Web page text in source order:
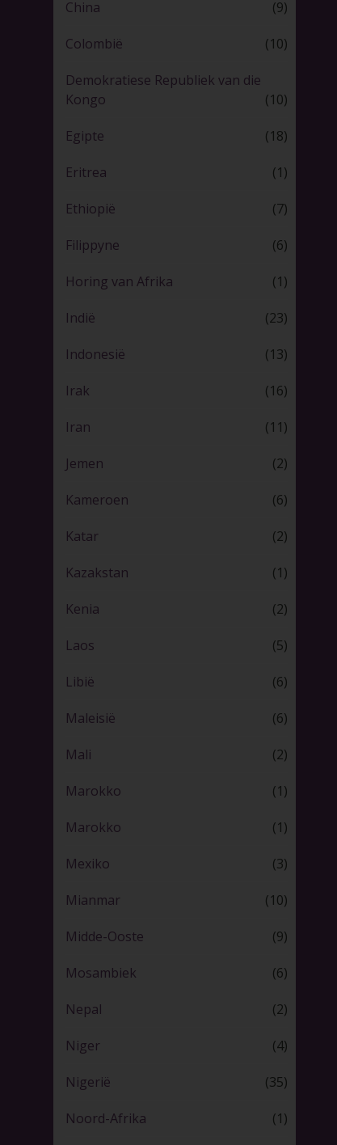
China (9)
Colombië (10)
Demokratiese Republiek van die
Kongo
(10)
Egipte (18)
Eritrea (1)
Ethiopië (7)
Filippyne (6)
Horing van Afrika (1)
Indië (23)
Indonesië (13)
Irak (16)
Iran (11)
Jemen (2)
Kameroen (6)
Katar (2)
Kazakstan (1)
Kenia (2)
Laos (5)
Libië (6)
Maleisië (6)
Mali (2)
Marokko (1)
Marokko (1)
Mexiko (3)
Mianmar (10)
Midde-Ooste (9)
Mosambiek (6)
Nepal (2)
Niger (4)
Nigerië (35)
Noord-Afrika (1)